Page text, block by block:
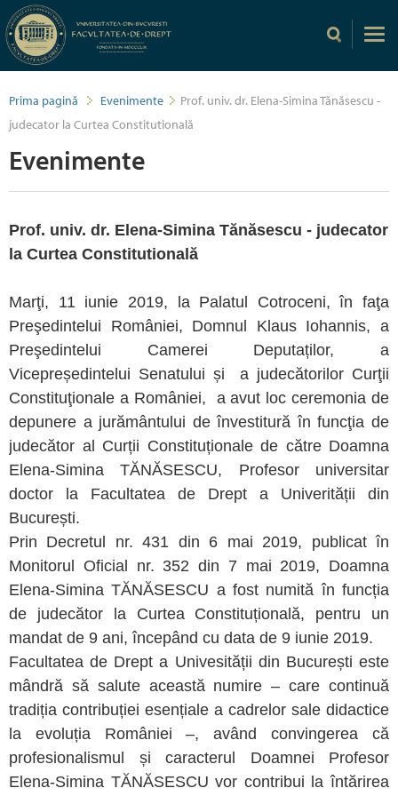
Prima pagină Evenimente
Prof. univ. dr. Elena-Simina Tănăsescu -
judecator la Curtea Constitutională
Evenimente
Prof. univ. dr. Elena-Simina Tănăsescu - judecator
la Curtea Constitutională
Marţi, 11 iunie 2019, la Palatul Cotroceni, în faţa
Preşedintelui României, Domnul Klaus Iohannis, a
Preşedintelui Camerei Deputaților, a
Vicepreședintelui Senatului și a judecătorilor Curţii
Constituţionale a României, a avut loc ceremonia de
depunere a jurământului de învestitură în funcţia de
judecător al Curții Constituționale de către Doamna
Elena-Simina TĂNĂSESCU, Profesor universitar
doctor la Facultatea de Drept a Univerității din
București.
Prin Decretul nr. 431 din 6 mai 2019, publicat în
Monitorul Oficial nr. 352 din 7 mai 2019, Doamna
Elena-Simina TĂNĂSESCU a fost numită în funcția
de judecător la Curtea Constituțională, pentru un
mandat de 9 ani, începând cu data de 9 iunie 2019.
Facultatea de Drept a Univesității din București este
mândră să salute această numire – care continuă
tradiția contribuției esențiale a cadrelor sale didactice
la evoluția României –, având convingerea că
profesionalismul și caracterul Doamnei Profesor
Elena-Simina TĂNĂSESCU vor contribui la întărirea